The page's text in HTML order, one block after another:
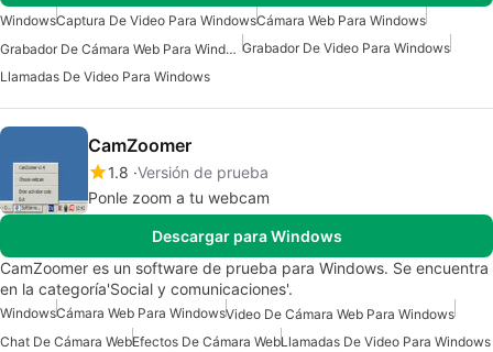
WindowsCaptura De Video Para WindowsCámara Web Para Windows
Grabador De Cámara Web Para Windows Grabador De Video Para Windows
Llamadas De Video Para Windows
CamZoomer
1.8 Versión de prueba
Ponle zoom a tu webcam
Descargar para Windows
CamZoomer es un software de prueba para Windows. Se encuentra
en la categoría'Social y comunicaciones'.
WindowsCámara Web Para WindowsVideo De Cámara Web Para Windows
Chat De Cámara WebEfectos De Cámara WebLlamadas De Video Para Windows